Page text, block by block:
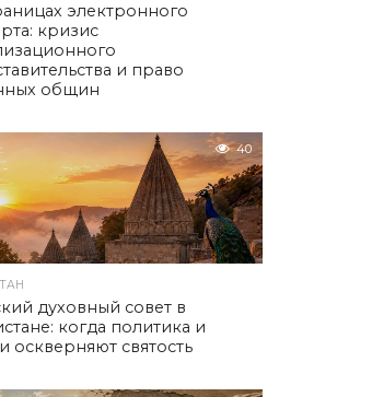
электронного
кризис
и право
общин
40
духовный совет в
когда политика и
оскверняют святость